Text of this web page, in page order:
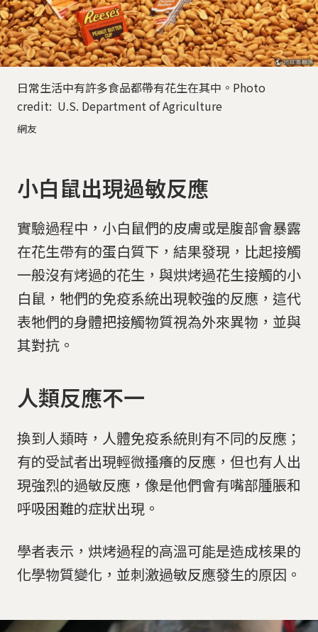
日常生活中有許多食品都帶有花生在其中。Photo
credit: U.S. Department of Agriculture
網友
小白鼠出現過敏反應
實驗過程中，小白鼠們的皮膚或是腹部會暴露
在花生帶有的蛋白質下，結果發現，比起接觸
一般沒有烤過的花生，與烘烤過花生接觸的小
白鼠，牠們的免疫系統出現較強的反應，這代
表牠們的身體把接觸物質視為外來異物，並與
其對抗。
人類反應不一
換到人類時，人體免疫系統則有不同的反應；
有的受試者出現輕微搔癢的反應，但也有人出
現強烈的過敏反應，像是他們會有嘴部腫脹和
呼吸困難的症狀出現。
學者表示，烘烤過程的高溫可能是造成核果的
化學物質變化，並刺激過敏反應發生的原因。